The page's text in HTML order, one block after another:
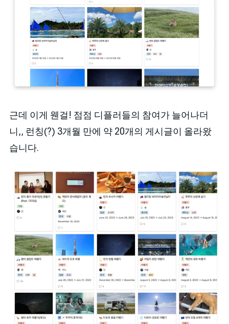
근데 이게 웬걸! 점점 디플러들의 참여가 늘어나더
니,, 런칭(?) 3개월 만에 약 20개의 게시글이 올라왔
습니다.